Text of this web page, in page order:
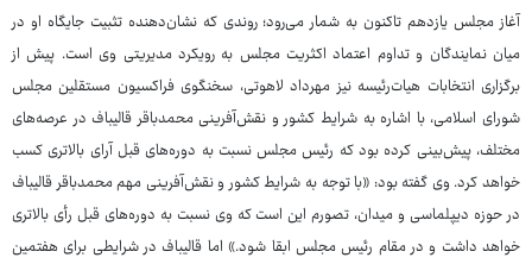
آغاز مجلس یازدهم تاکنون به شمار می‌رود؛ روندی که نشان‌دهنده تثبیت جایگاه او در
میان نمایندگان و تداوم اعتماد اکثریت مجلس به رویکرد مدیریتی وی است. پیش از
برگزاری انتخابات هیات‌رئیسه نیز مهرداد لاهوتی، سخنگوی فراکسیون مستقلین مجلس
شورای اسلامی، با اشاره به شرایط کشور و نقش‌آفرینی محمدباقر قالیباف در عرصه‌های
مختلف، پیش‌بینی کرده بود که رئیس مجلس نسبت به دوره‌های قبل آرای بالاتری کسب
خواهد کرد. وی گفته بود: «با توجه به شرایط کشور و نقش‌آفرینی مهم محمدباقر قالیباف
در حوزه دیپلماسی و میدان، تصورم این است که وی نسبت به دوره‌های قبل رأی بالاتری
خواهد داشت و در مقام رئیس مجلس ابقا شود.» اما قالیباف در شرایطی برای هفتمین